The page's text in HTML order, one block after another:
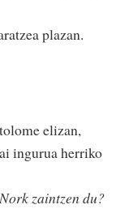
plazan.
elizan,
ingurua herriko
Nork zaintzen du?